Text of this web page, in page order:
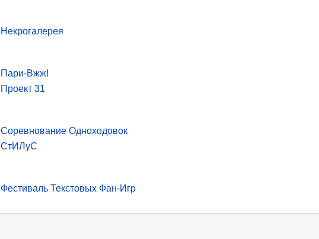
Некрогалерея
Пари-Вжж!
Проект 31
Соревнование Одноходовок
СтИЛуС
Фестиваль Текстовых Фан-Игр